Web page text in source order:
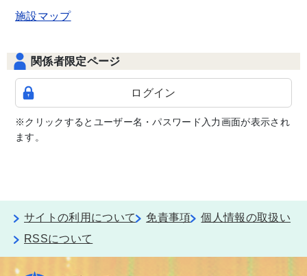
施設マップ
関係者限定ページ
ログイン
※クリックするとユーザー名・パスワード入力画面が表示され
ます。
サイトの利用について 免責事項
個人情報の取扱い
RSSについて